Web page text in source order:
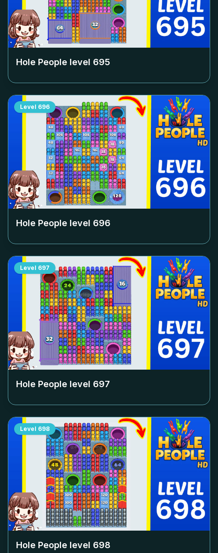
Hole People level 695
Level 696
Hole People level 696
Level 697
Hole People level 697
Level 698
Hole People level 698